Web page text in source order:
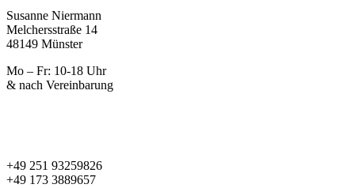
Susanne Niermann
Melchersstraße 14
48149 Münster
Mo – Fr: 10-18 Uhr
& nach Vereinbarung
+49 251 93259826
+49 173 3889657